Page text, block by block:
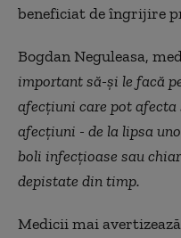
beneficiat de îngrijire
Bogdan Neguleasa,
important să-și le facă
afecțiuni care pot
afecțiuni - de la lipsa
boli infecțioase sau
depistate din timp.
Medicii mai